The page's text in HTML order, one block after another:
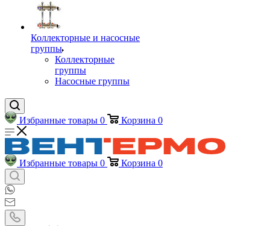
Коллекторные и насосные
группы
Коллекторные
группы
Насосные группы
Избранные товары 0 Корзина 0
Избранные товары 0 Корзина 0